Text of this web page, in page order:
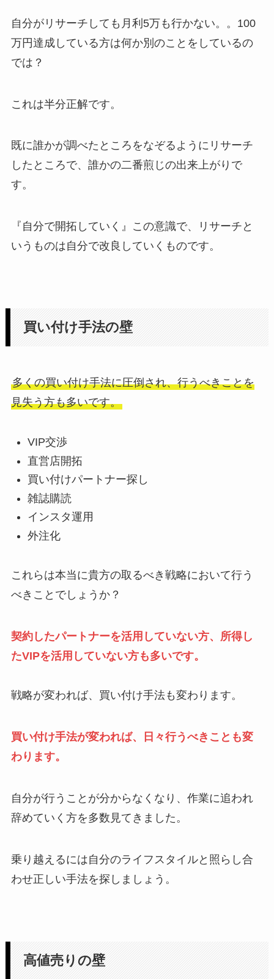
自分がリサーチしても月利5万も行かない。。100
万円達成している方は何か別のことをしているの
では？
これは半分正解です。
既に誰かが調べたところをなぞるようにリサーチ
したところで、誰かの二番煎じの出来上がりで
す。
『自分で開拓していく』この意識で、リサーチと
いうものは自分で改良していくものです。
買い付け手法の壁
多くの買い付け手法に圧倒され、行うべきことを
見失う方も多いです。
VIP交渉
直営店開拓
買い付けパートナー探し
雑誌購読
インスタ運用
外注化
これらは本当に貴方の取るべき戦略において行う
べきことでしょうか？
契約したパートナーを活用していない方、所得し
たVIPを活用していない方も多いです。
戦略が変われば、買い付け手法も変わります。
買い付け手法が変われば、日々行うべきことも変
わります。
自分が行うことが分からなくなり、作業に追われ
辞めていく方を多数見てきました。
乗り越えるには自分のライフスタイルと照らし合
わせ正しい手法を探しましょう。
高値売りの壁